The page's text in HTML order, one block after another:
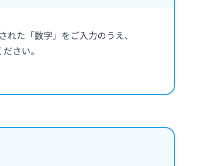
た「数字」をご入力のうえ、
さい。